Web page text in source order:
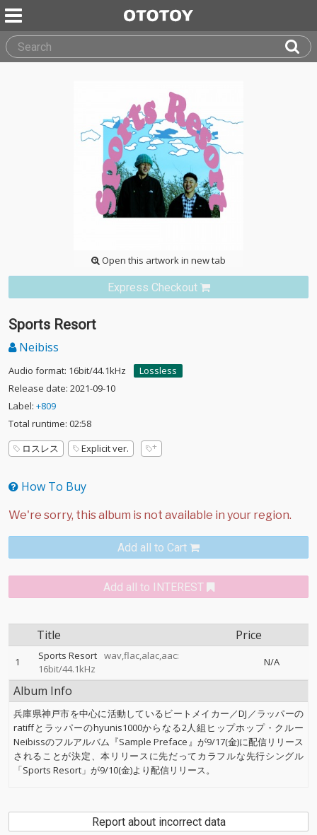
Open this artwork in new tab
Express Checkout
Sports Resort
Neibiss
Audio format: 16bit/44.1kHz
Lossless
Release date: 2021-09-10
Label: +809
Total runtime: 02:58
ロスレス
Explicit ver.
How To Buy
Add all to Cart
Add all to INTEREST
Title Price
1 Sports Resort wav,flac,alac,aac:
16bit/44.1kHz
N/A
Album Info
兵庫県神戸市を中心に活動しているビートメイカー／DJ／ラッパーの
ratiffとラッパーのhyunis1000からなる2人組ヒップホップ・クルー
Neibissのフルアルバム『Sample Preface』が9/17(金)に配信リリース
されることが決定、本リリースに先だってカラフルな先行シングル
「Sports Resort」が9/10(金)より配信リリース。
Report about incorrect data